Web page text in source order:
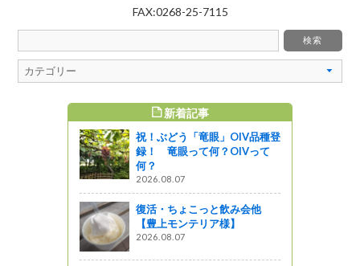
FAX:0268-25-7115
新着記事
祝！ぶどう「竜眼」OIV品種登
録！ 竜眼って何？OIVって
何？
2026.08.07
復活・ちょこっと飲み会他
【豊上モンテリア様】
2026.08.07